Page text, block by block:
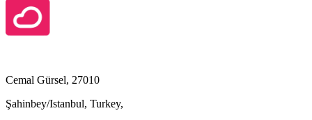
Cemal Gürsel, 27010
Şahinbey/Istanbul, Turkey,